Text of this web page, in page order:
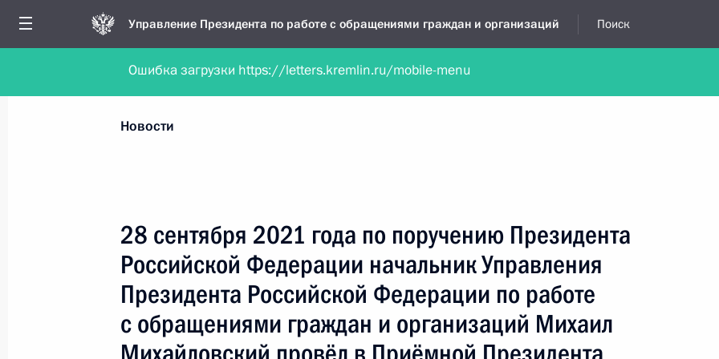
Управление Президента по работе с обращениями граждан и организаций Поиск
Обратиться в форме электронного документа Обратиться в устной форме
Все новости
Все руководители, регионы, города и темы
Новости
28 сентября 2021 года по поручению Президента
Российской Федерации начальник Управления
Президента Российской Федерации по работе
с обращениями граждан и организаций Михаил
Ошибка загрузки https://letters.kremlin.ru/mobile-menu